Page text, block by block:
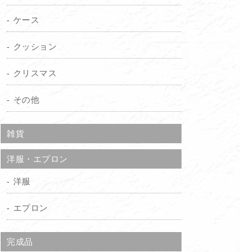
ケース
クッション
クリスマス
その他
雑貨
洋服・エプロン
洋服
エプロン
完成品